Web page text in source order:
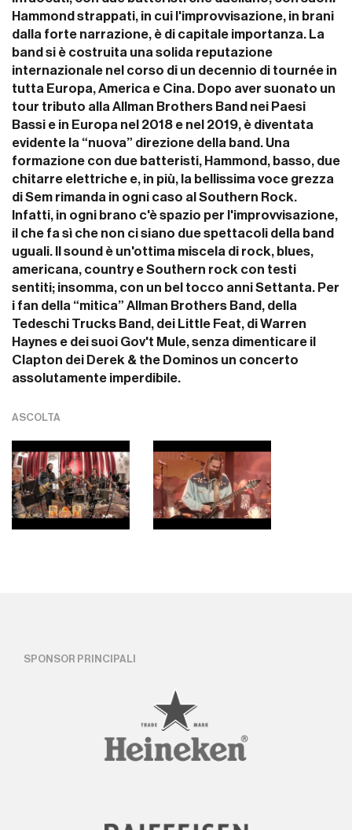
Hammond strappati, in cui l'improvvisazione, in brani
dalla forte narrazione, è di capitale importanza. La
band si è costruita una solida reputazione
internazionale nel corso di un decennio di tournée in
tutta Europa, America e Cina. Dopo aver suonato un
tour tributo alla Allman Brothers Band nei Paesi
Bassi e in Europa nel 2018 e nel 2019, è diventata
evidente la “nuova” direzione della band. Una
formazione con due batteristi, Hammond, basso, due
chitarre elettriche e, in più, la bellissima voce grezza
di Sem rimanda in ogni caso al Southern Rock.
Infatti, in ogni brano c'è spazio per l'improvvisazione,
il che fa sì che non ci siano due spettacoli della band
uguali. Il sound è un'ottima miscela di rock, blues,
americana, country e Southern rock con testi
sentiti; insomma, con un bel tocco anni Settanta. Per
i fan della “mitica” Allman Brothers Band, della
Tedeschi Trucks Band, dei Little Feat, di Warren
Haynes e dei suoi Gov't Mule, senza dimenticare il
Clapton dei Derek & the Dominos un concerto
assolutamente imperdibile.
ASCOLTA
SPONSOR PRINCIPALI